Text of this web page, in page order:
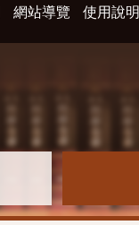
網站導覽 使用說明